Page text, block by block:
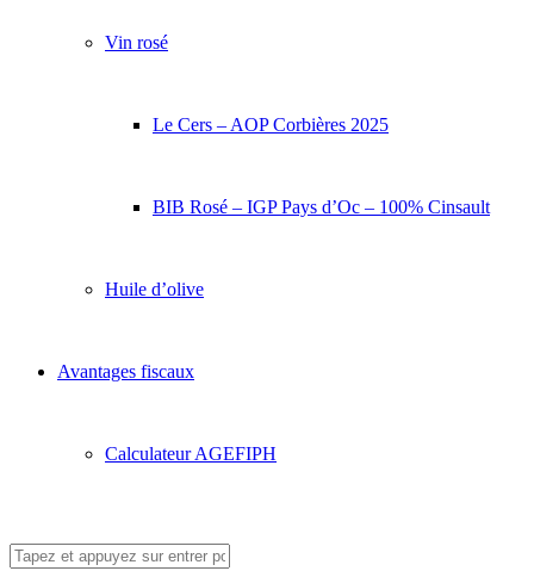
Vin rosé
Le Cers – AOP Corbières 2025
BIB Rosé – IGP Pays d’Oc – 100% Cinsault
Huile d’olive
Avantages fiscaux
Calculateur AGEFIPH